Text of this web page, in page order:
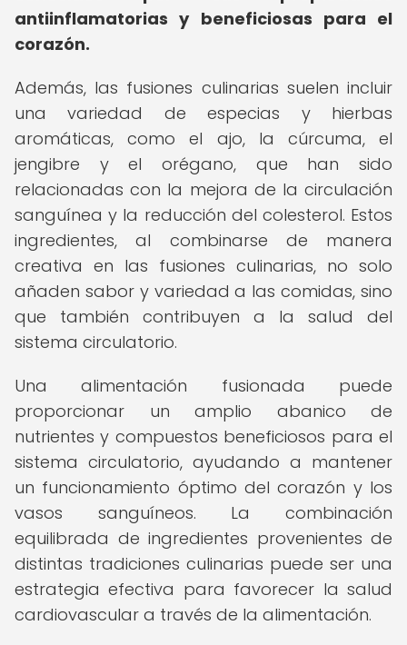
antiinflamatorias y beneficiosas para el
corazón.
Además, las fusiones culinarias suelen incluir
una variedad de especias y hierbas
aromáticas, como el ajo, la cúrcuma, el
jengibre y el orégano, que han sido
relacionadas con la mejora de la circulación
sanguínea y la reducción del colesterol. Estos
ingredientes, al combinarse de manera
creativa en las fusiones culinarias, no solo
añaden sabor y variedad a las comidas, sino
que también contribuyen a la salud del
sistema circulatorio.
Una alimentación fusionada puede
proporcionar un amplio abanico de
nutrientes y compuestos beneficiosos para el
sistema circulatorio, ayudando a mantener
un funcionamiento óptimo del corazón y los
vasos sanguíneos. La combinación
equilibrada de ingredientes provenientes de
distintas tradiciones culinarias puede ser una
estrategia efectiva para favorecer la salud
cardiovascular a través de la alimentación.